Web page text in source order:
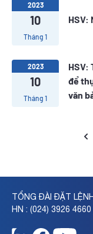
2023
10
Tháng 1
HSV:
2023
10
Tháng 1
HSV:
để
văn
TỔNG ĐÀI ĐẶT
HN : (024) 3926